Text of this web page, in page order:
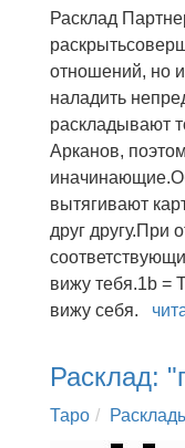
Расклад
отношений, но
наладить
раскладывают
Арканов,
вытягивают
друг другу.При
вижу тебя.1b =
вижу себя.
Расклад:
Таро